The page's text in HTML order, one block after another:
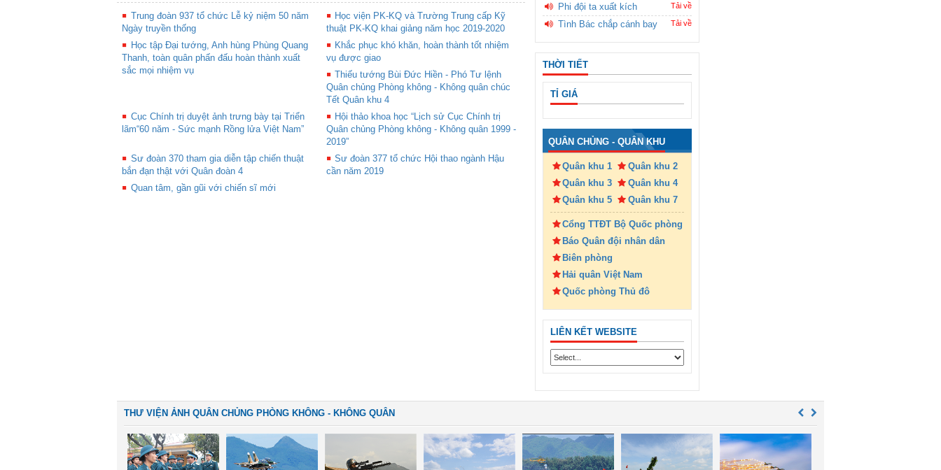
Trung đoàn 937 tổ chức Lễ kỷ niệm 50 năm
Ngày truyền thống
Học viện PK-KQ và Trường Trung cấp Kỹ
thuật PK-KQ khai giảng năm học 2019-2020
Học tập Đại tướng, Anh hùng Phùng Quang
Thanh, toàn quân phấn đấu hoàn thành xuất
sắc mọi nhiệm vụ
Khắc phục khó khăn, hoàn thành tốt nhiệm
vụ được giao
Thiếu tướng Bùi Đức Hiền - Phó Tư lệnh
Quân chủng Phòng không - Không quân chúc
Tết Quân khu 4
Cục Chính trị duyệt ảnh trưng bày tại Triển
lãm“60 năm - Sức mạnh Rồng lửa Việt Nam”
Hội thảo khoa học “Lịch sử Cục Chính trị
Quân chủng Phòng không - Không quân 1999 -
2019”
Sư đoàn 370 tham gia diễn tập chiến thuật
bắn đạn thật với Quân đoàn 4
Sư đoàn 377 tổ chức Hội thao ngành Hậu
cần năm 2019
Quan tâm, gần gũi với chiến sĩ mới
Phi đội ta xuất kích Tải về
Tình Bác chắp cánh bay Tải về
THỜI TIẾT
TỈ GIÁ
QUÂN CHỦNG - QUÂN KHU
Quân khu 1
Quân khu 2
Quân khu 3
Quân khu 4
Quân khu 5
Quân khu 7
Cổng TTĐT Bộ Quốc phòng
Báo Quân đội nhân dân
Biên phòng
Hải quân Việt Nam
Quốc phòng Thủ đô
LIÊN KẾT WEBSITE
THƯ VIỆN ẢNH QUÂN CHỦNG PHÒNG KHÔNG - KHÔNG QUÂN